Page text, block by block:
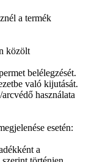
a termék
közölt
belélegzését.
való kijutását.
használata
esetén:
a